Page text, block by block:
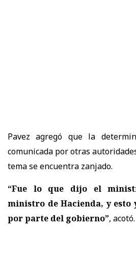
Pavez agregó que la
comunicada por otras
tema se encuentra zanjado.
“Fue lo que dijo el
ministro de Hacienda, y esto
por parte del gobierno”, acotó.